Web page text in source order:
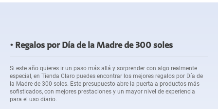
Regalos por Día de la Madre de 300 soles
Si este año quieres ir un paso más allá y sorprender con algo realmente
especial, en Tienda Claro puedes encontrar los mejores regalos por Día de
la Madre de 300 soles. Este presupuesto abre la puerta a productos más
sofisticados, con mejores prestaciones y un mayor nivel de experiencia
para el uso diario.